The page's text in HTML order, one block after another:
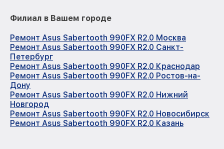
Филиал в Вашем городе
Ремонт Asus Sabertooth 990FX R2.0 Москва
Ремонт Asus Sabertooth 990FX R2.0 Санкт-
Петербург
Ремонт Asus Sabertooth 990FX R2.0 Краснодар
Ремонт Asus Sabertooth 990FX R2.0 Ростов-на-
Дону
Ремонт Asus Sabertooth 990FX R2.0 Нижний
Новгород
Ремонт Asus Sabertooth 990FX R2.0 Новосибирск
Ремонт Asus Sabertooth 990FX R2.0 Казань